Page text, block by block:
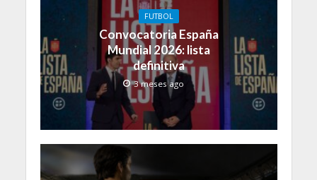
FUTBOL
Convocatoria España
Mundial 2026: lista
definitiva
3 meses ago